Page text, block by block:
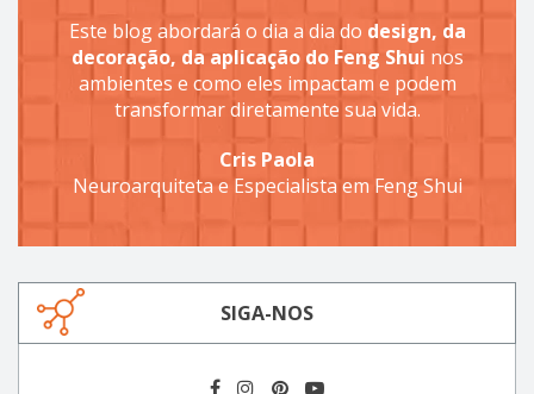
Este blog abordará o dia a dia do design, da
decoração, da aplicação do Feng Shui nos
ambientes e como eles impactam e podem
transformar diretamente sua vida.
Cris Paola
Neuroarquiteta e Especialista em Feng Shui
SIGA-NOS